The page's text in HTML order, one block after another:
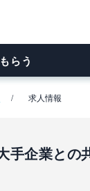
らう
求人情報
手企業と